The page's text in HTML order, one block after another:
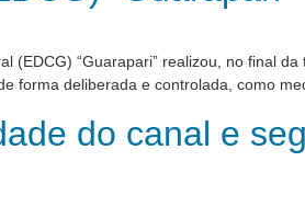
(EDCG) “Guarapari” realizou, no final
forma deliberada e controlada, como
do canal e